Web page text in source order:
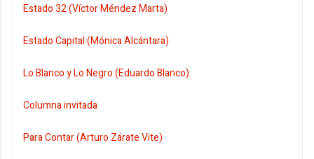
Estado 32 (Víctor Méndez Marta)
Estado Capital (Mónica Alcántara)
Lo Blanco y Lo Negro (Eduardo Blanco)
Columna invitada
Para Contar (Arturo Zárate Vite)